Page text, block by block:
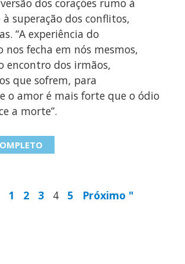
superação dos conflitos,
“A experiência do
nos fecha em nós mesmos,
encontro dos irmãos,
que sofrem, para
o amor é mais forte que o ódio
a morte”.
1 2 3 4 5 Próximo "